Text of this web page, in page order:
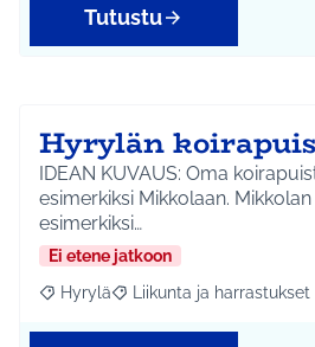
Tutustu
Hyrylän
IDEAN KUVAUS: Oma
esimerkiksi Mikkolaan.
esimerkiksi…
Ei etene jatkoon
Rajaa tulokset aihepiirin mukaan:
Hyrylä Rajaa tulokset teeman
Liikunta ja harrastukset